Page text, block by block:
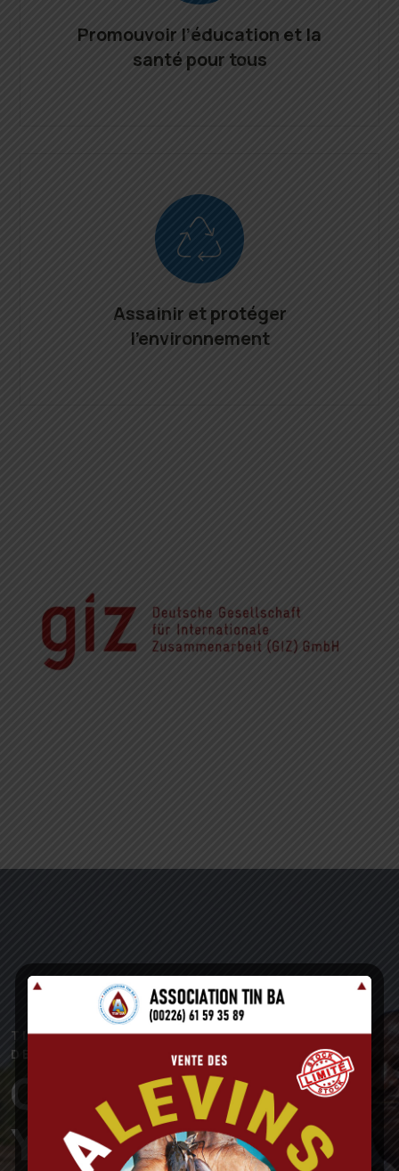
Promouvoir l’éducation et la
santé pour tous
Assainir et protéger
l’environnement
TIN BA: "GAGNONS POUR NOUS
DEVELOPPER"
COULIDIATI
Yempabou